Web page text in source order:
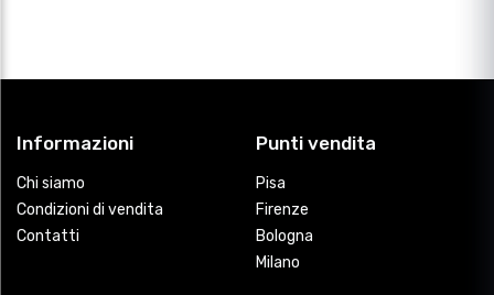
Informazioni
Chi siamo
Condizioni di vendita
Contatti
Punti vendita
Pisa
Firenze
Bologna
Milano